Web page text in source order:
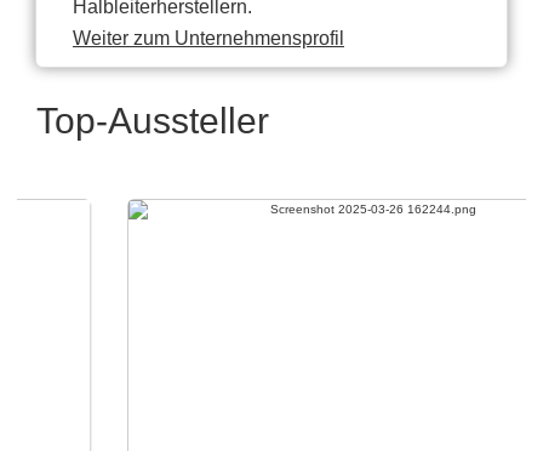
Halbleiterherstellern.
Weiter zum Unternehmensprofil
Top-Aussteller